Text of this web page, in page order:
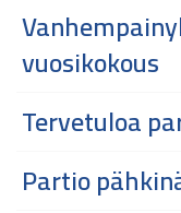
vuosikokous
Tervetuloa
Partio